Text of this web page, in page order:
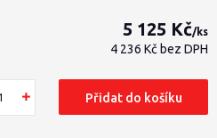
5 125 Kč/ks
4 236 Kč bez DPH
Přidat do košíku